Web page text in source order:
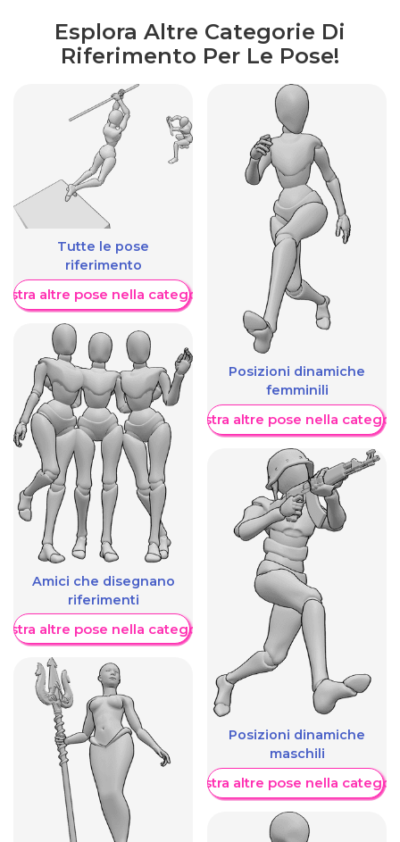
Esplora Altre Categorie Di
Riferimento Per Le Pose!
Tutte le pose
riferimento
altre pose nella categoria
Amici che disegnano
riferimenti
altre pose nella categoria
Posizioni dinamiche
femminili
Mostra altre pose nella
Posizioni dinamiche
maschili
Mostra altre pose nella